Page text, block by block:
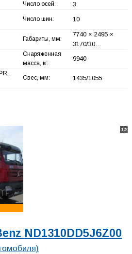
Число осей: 3
Число шин: 10
Габариты, мм:
7740 × 2495 ×
3170/30…
Снаряженная
масса, кг:
9940
Свес, мм: 1435/1055
12
ND1310DD5J6Z00